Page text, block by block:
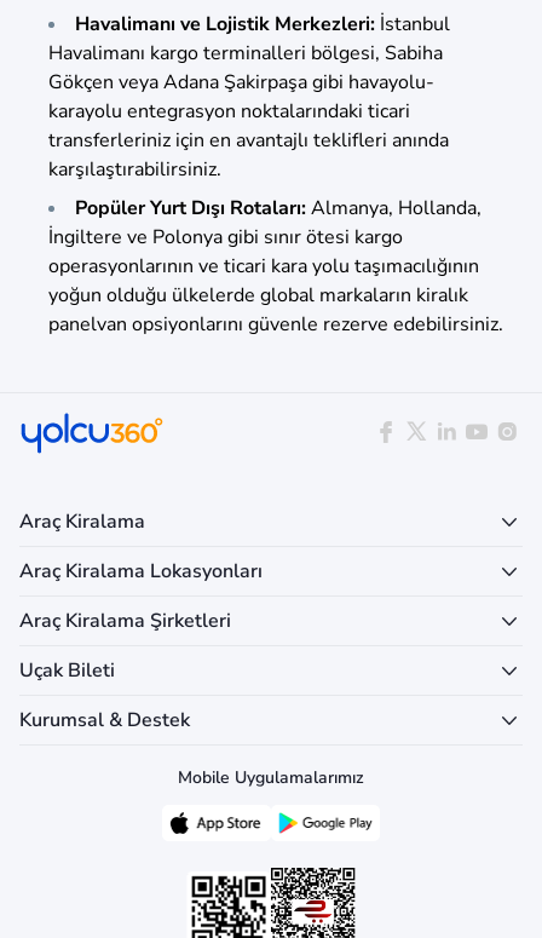
Havalimanı ve Lojistik Merkezleri: İstanbul
Havalimanı kargo terminalleri bölgesi, Sabiha
Gökçen veya Adana Şakirpaşa gibi havayolu-
karayolu entegrasyon noktalarındaki ticari
transferleriniz için en avantajlı teklifleri anında
karşılaştırabilirsiniz.
Popüler Yurt Dışı Rotaları:Almanya, Hollanda,
İngiltere ve Polonya gibi sınır ötesi kargo
operasyonlarının ve ticari kara yolu taşımacılığının
yoğun olduğu ülkelerde global markaların kiralık
panelvan opsiyonlarını güvenle rezerve edebilirsiniz.
Araç Kiralama
Araç Kiralama Lokasyonları
Araç Kiralama Şirketleri
Uçak Bileti
Kurumsal & Destek
Mobile Uygulamalarımız